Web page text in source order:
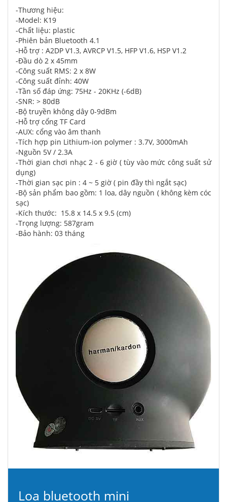
-Thương hiệu:
-Model: K19
-Chất liệu: plastic
-Phiên bản Bluetooth 4.1
-Hỗ trợ : A2DP V1.3, AVRCP V1.5, HFP V1.6, HSP V1.2
-Đầu dò 2 x 45mm
-Công suất RMS: 2 x 8W
-Công suất đỉnh: 40W
-Tần số đáp ứng: 75Hz - 20KHz (-6dB)
-SNR: > 80dB
-Bộ truyền không dây 0-9dBm
-Hỗ trợ cổng TF Card
-AUX: cổng vào âm thanh
-Tích hợp pin Lithium-ion polymer : 3.7V, 3000mAh
-Nguồn 5V / 2.3A
-Thời gian chơi nhạc 2 - 6 giờ ( tùy vào mức công suất sử
dụng)
-Thời gian sạc pin : 4 ~ 5 giờ ( pin đầy thì ngắt sạc)
-Bộ sản phẩm bao gồm: 1 loa, dây nguồn ( không kèm cóc
sạc)
-Kích thước: 15.8 x 14.5 x 9.5 (cm)
-Trọng lượng: 587gram
-Bảo hành: 03 tháng
Loa bluetooth mini